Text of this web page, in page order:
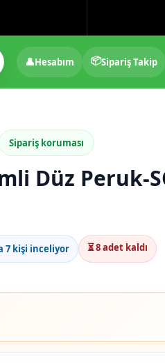
👤Hesabım 📦Sipariş Takip
Sipariş koruması
Düz Peruk-
7 kişi inceliyor ⏳ 8 adet kaldı